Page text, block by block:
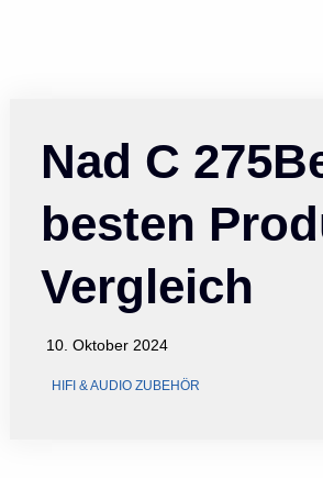
Nad C
besten
Vergleich
10. Oktober 2024
HIFI & AUDIO ZUBEHÖR